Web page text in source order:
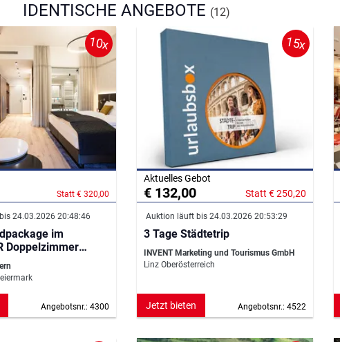
IDENTISCHE ANGEBOTE (12)
10x
Statt € 320,00
24.03.2026 20:48:46
im
Doppelzimmer
Angebotsnr.: 4300
15x
Aktuelles Gebot
€ 132,00 Statt € 250,20
Auktion läuft bis 24.03.2026 20:53:29
3 Tage Städtetrip
INVENT Marketing und Tourismus GmbH
Linz Oberösterreich
Angebotsnr.: 4522
Jetzt bieten